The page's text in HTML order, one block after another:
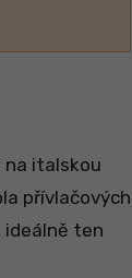
na italskou
přívlačových
ideálně ten